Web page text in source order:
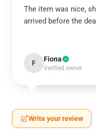
The item was nice,
arrived before the
F Fiona
Verified owner
Write your review